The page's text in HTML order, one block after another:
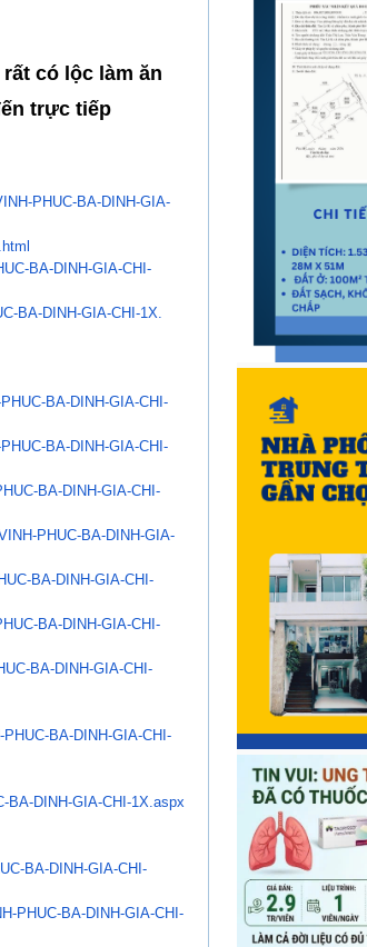
có lộc làm ăn
trực tiếp
PHUC-BA-DINH-GIA-
BA-DINH-GIA-CHI-
BA-DINH-GIA-CHI-1X.
BA-DINH-GIA-CHI-
BA-DINH-GIA-CHI-
BA-DINH-GIA-CHI-
PHUC-BA-DINH-GIA-
BA-DINH-GIA-CHI-
BA-DINH-GIA-CHI-
BA-DINH-GIA-CHI-
PHUC-BA-DINH-GIA-CHI-
BA-DINH-GIA-CHI-1X.aspx
BA-DINH-GIA-CHI-
PHUC-BA-DINH-GIA-CHI-